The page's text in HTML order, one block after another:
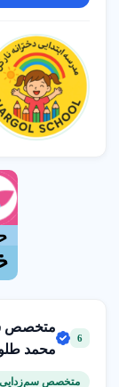
6
متخصص
محمد
متخصص سم‌زدایی